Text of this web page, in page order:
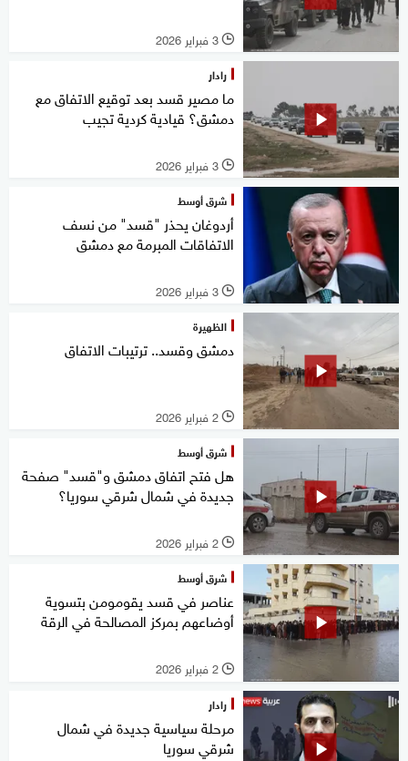
l 3 فبراير 2026
رادار
ما مصير قسد بعد توقيع الاتفاق مع
دمشق؟ قيادية كردية تجيب
l 3 فبراير 2026
شرق أوسط
أردوغان يحذر "قسد" من نسف
الاتفاقات المبرمة مع دمشق
l 3 فبراير 2026
الظهيرة
دمشق وقسد.. ترتيبات الاتفاق
l 2 فبراير 2026
شرق أوسط
هل فتح اتفاق دمشق و"قسد" صفحة
جديدة في شمال شرقي سوريا؟
l 2 فبراير 2026
شرق أوسط
عناصر في قسد يقومومن بتسوية
أوضاعهم بمركز المصالحة في الرقة
l 2 فبراير 2026
رادار
مرحلة سياسية جديدة في شمال
شرقي سوريا